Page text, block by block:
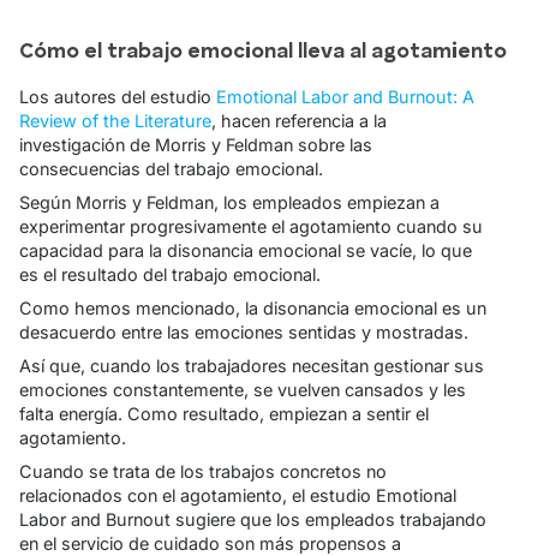
Cómo el trabajo emocional lleva al agotamiento
Los autores del estudio Emotional Labor and Burnout: A
Review of the Literature, hacen referencia a la
investigación de Morris y Feldman sobre las
consecuencias del trabajo emocional.
Según Morris y Feldman, los empleados empiezan a
experimentar progresivamente el agotamiento cuando su
capacidad para la disonancia emocional se vacíe, lo que
es el resultado del trabajo emocional.
Como hemos mencionado, la disonancia emocional es un
desacuerdo entre las emociones sentidas y mostradas.
Así que, cuando los trabajadores necesitan gestionar sus
emociones constantemente, se vuelven cansados y les
falta energía. Como resultado, empiezan a sentir el
agotamiento.
Cuando se trata de los trabajos concretos no
relacionados con el agotamiento, el estudio Emotional
Labor and Burnout sugiere que los empleados trabajando
en el servicio de cuidado son más propensos a